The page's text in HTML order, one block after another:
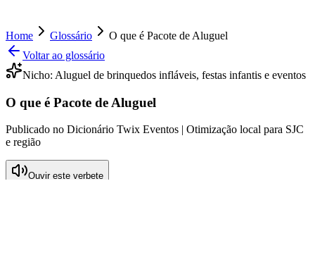
Home Glossário
O que é Pacote de Aluguel
Voltar ao glossário
Nicho: Aluguel de brinquedos infláveis, festas infantis e eventos
O que é Pacote de Aluguel
Publicado no Dicionário Twix Eventos | Otimização local para SJC
e região
Ouvir este verbete